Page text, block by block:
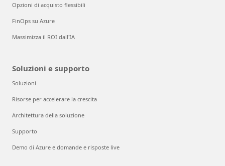
Opzioni di acquisto flessibili
FinOps su Azure
Massimizza il ROI dall'IA
Soluzioni e supporto
Soluzioni
Risorse per accelerare la crescita
Architettura della soluzione
Supporto
Demo di Azure e domande e risposte live